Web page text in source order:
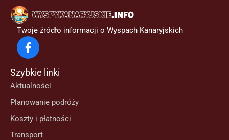
Twoje źródło informacji o Wyspach Kanaryjskich
Szybkie linki
Aktualności
Planowanie podróży
Koszty i płatności
Transport